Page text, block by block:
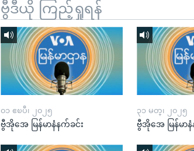
ဗွီဒီယို ကြည့်ရှုရန်
၀၁ ဧၿပီ၊ ၂၀၂၅
ဗွီအိုအေ မြန်မာနံနက်ခင်း
၃၁ မတ္၊ ၂၀၂၅
ဗွီအိုအေ မြန်မာ